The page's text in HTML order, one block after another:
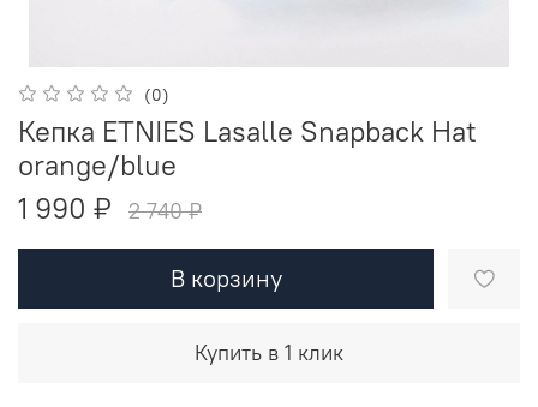
(0)
Кепка ETNIES Lasalle Snapback Hat
orange/blue
1 990 ₽
2 740 ₽
В корзину
Купить в 1 клик